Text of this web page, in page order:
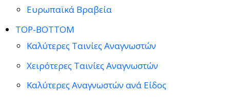
Ευρωπαϊκά Βραβεία
TOP-BOTTOM
Καλύτερες Ταινίες Αναγνωστών
Χειρότερες Ταινίες Αναγνωστών
Καλύτερες Αναγνωστών ανά Είδος